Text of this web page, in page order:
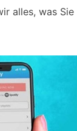
alles, was